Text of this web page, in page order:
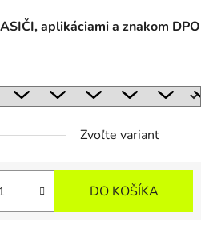
aplikáciami a znakom DPO
Zvoľte variant
DO KOŠÍKA